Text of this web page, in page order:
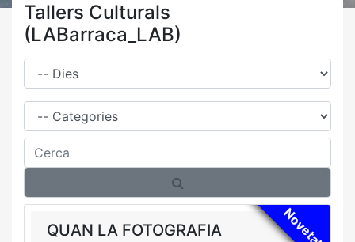
Tallers Culturals
(LABarraca_LAB)
Dies
Família
Cerca
Novetat!!
QUAN LA FOTOGRAFIA